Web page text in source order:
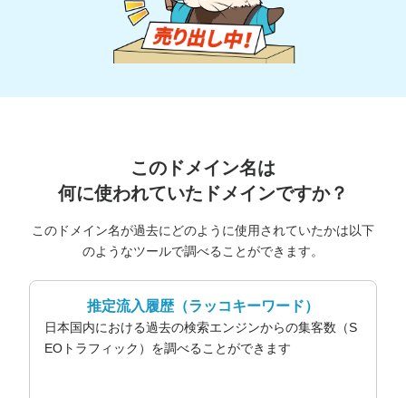
このドメイン名は
何に使われていたドメインですか？
このドメイン名が過去にどのように使用されていたかは以下
のようなツールで調べることができます。
推定流入履歴（ラッコキーワード）
日本国内における過去の検索エンジンからの集客数（S
EOトラフィック）を調べることができます